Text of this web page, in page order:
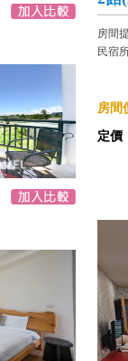
房間
民宿
房間
定價